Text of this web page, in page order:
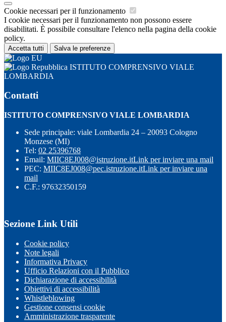
Cookie necessari per il funzionamento
I cookie necessari per il funzionamento non possono essere
disabilitati. È possibile consultare l'elenco nella pagina della cookie
policy.
Accetta tutti Salva le preferenze
ISTITUTO COMPRENSIVO VIALE
LOMBARDIA
Contatti
ISTITUTO COMPRENSIVO VIALE LOMBARDIA
Sede principale: viale Lombardia 24 – 20093 Cologno
Monzese (MI)
Tel: 02 25396768
Email: MIIC8EJ008@istruzione.itLink per inviare una mail
PEC: MIIC8EJ008@pec.istruzione.itLink per inviare una
mail
C.F.: 97632350159
Sezione Link Utili
Cookie policy
Note legali
Informativa Privacy
Ufficio Relazioni con il Pubblico
Dichiarazione di accessibilità
Obiettivi di accessibilità
Whistleblowing
Gestione consensi cookie
Amministrazione trasparente